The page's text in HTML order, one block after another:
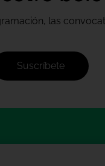
las
Suscríbete